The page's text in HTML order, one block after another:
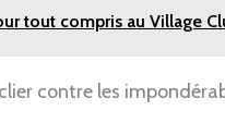
tout compris au Village
contre les